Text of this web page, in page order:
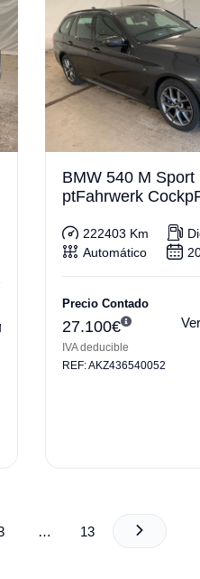
BMW 540 M Sport
ptFahrwerk
222403 Km
Automático
Precio Contado
27.100€
IVA deducible
REF: AKZ436540052
… 13